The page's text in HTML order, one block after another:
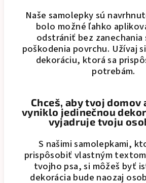
Naše samolepky sú
bolo možné ľahko
odstrániť bez
poškodenia povrchu. Užívaj
dekoráciu, ktorá sa
potrebám.
Chceš, aby tvoj domov
vyniklo jedinečnou
vyjadruje tvoju
S našimi samolepkami,
prispôsobiť vlastným
tvojho psa, si môžeš byť
dekorácia bude naozaj